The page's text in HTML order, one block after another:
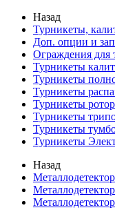
Назад
Турникеты,
Доп. опции и
Ограждения для
Турникеты
Турникеты
Турникеты
Турникеты
Турникеты
Турникеты
Турникеты
Назад